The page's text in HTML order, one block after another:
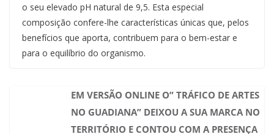
o seu elevado pH natural de 9,5. Esta especial
composição confere-lhe características únicas que, pelos
benefícios que aporta, contribuem para o bem-estar e
para o equilíbrio do organismo.
EM VERSÃO ONLINE O” TRÁFICO DE ARTES
NO GUADIANA” DEIXOU A SUA MARCA NO
TERRITÓRIO E CONTOU COM A PRESENÇA